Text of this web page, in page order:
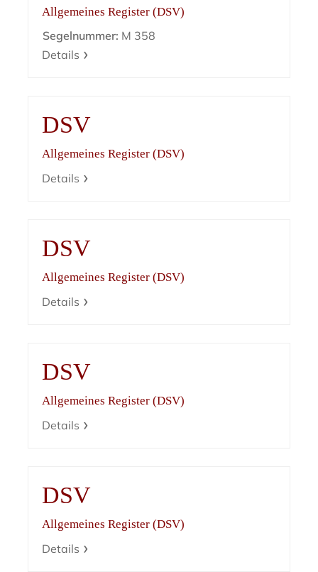
Allgemeines Register (DSV)
Segelnummer: M 358
Details
DSV
Allgemeines Register (DSV)
Details
DSV
Allgemeines Register (DSV)
Details
DSV
Allgemeines Register (DSV)
Details
DSV
Allgemeines Register (DSV)
Details